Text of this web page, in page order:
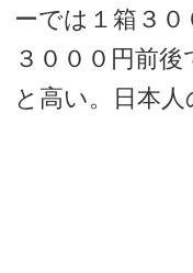
ーでは１箱３
３０００円前
と高い。日本人